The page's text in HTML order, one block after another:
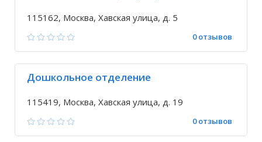
115162, Москва, Хавская улица, д. 5
0 отзывов
Дошкольное отделение
115419, Москва, Хавская улица, д. 19
0 отзывов